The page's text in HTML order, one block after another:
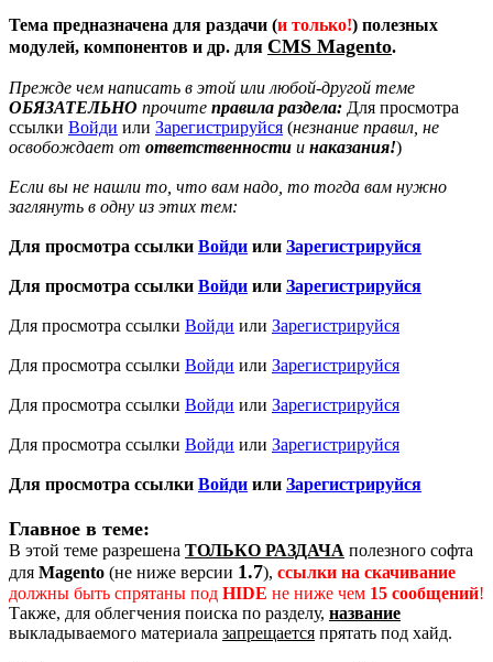
Тема предназначена для раздачи (и только!) полезных
модулей, компонентов и др. для CMS Magento.
Прежде чем написать в этой или любой-другой теме
ОБЯЗАТЕЛЬНО прочите правила раздела: Для просмотра
ссылки Войди или Зарегистрируйся (незнание правил, не
освобождает от ответственности и наказания!)
Если вы не нашли то, что вам надо, то тогда вам нужно
заглянуть в одну из этих тем:
Для просмотра ссылки Войди или Зарегистрируйся
Для просмотра ссылки Войди или Зарегистрируйся
Для просмотра ссылки Войди или Зарегистрируйся
Для просмотра ссылки Войди или Зарегистрируйся
Для просмотра ссылки Войди или Зарегистрируйся
Для просмотра ссылки Войди или Зарегистрируйся
Для просмотра ссылки Войди или Зарегистрируйся
Главное в теме:
В этой теме разрешена ТОЛЬКО РАЗДАЧА полезного софта
для Magento (не ниже версии 1.7), ссылки на скачивание
должны быть спрятаны под HIDE не ниже чем 15 сообщений!
Также, для облегчения поиска по разделу, название
выкладываемого материала запрещается прятать под хайд.